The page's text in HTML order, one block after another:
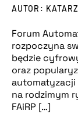
AUTOR:
Forum
rozpoczyna
będzie
oraz
automatyzacji
na rodzimym
FAiRP […]